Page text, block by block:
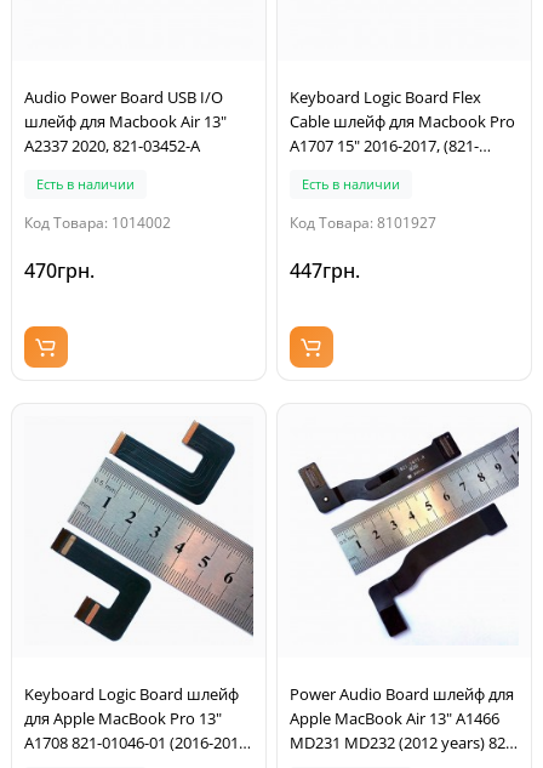
Audio Power Board USB I/O
шлейф для Macbook Air 13"
A2337 2020, 821-03452-A
Есть в наличии
Код Товара: 1014002
470грн.
Keyboard Logic Board Flex
Cable шлейф для Macbook Pro
A1707 15" 2016-2017, (821-
Есть в наличии
Код Товара: 8101927
447грн.
Keyboard Logic Board шлейф
для Apple MacBook Pro 13"
A1708 821-01046-01 (2016-2017
Power Audio Board шлейф для
Apple MacBook Air 13" A1466
MD231 MD232 (2012 years) 821-